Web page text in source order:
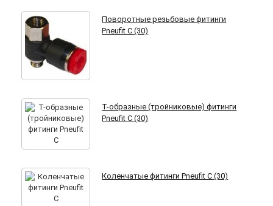
Поворотные резьбовые фитинги
Pneufit C (30)
Т-образные (тройниковые) фитинги
Pneufit C (30)
Коленчатые фитинги Pneufit C (30)